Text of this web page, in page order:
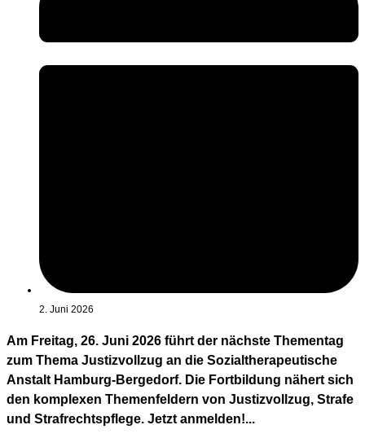
2. Juni 2026
Am Freitag, 26. Juni 2026 führt der nächste Thementag
zum Thema Justizvollzug an die Sozialtherapeutische
Anstalt Hamburg-Bergedorf. Die Fortbildung nähert sich
den komplexen Themenfeldern von Justizvollzug, Strafe
und Strafrechtspflege. Jetzt anmelden!...